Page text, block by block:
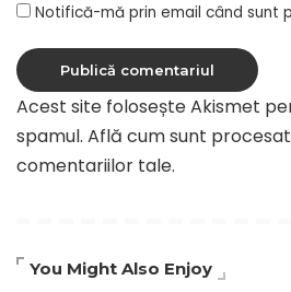
Notifică-mă prin email când sunt
Acest site folosește Akismet
spamul. Află cum sunt
comentariilor tale.
You Might Also Enjoy